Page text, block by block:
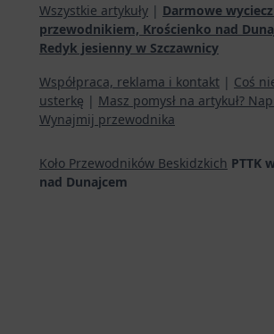
Wszystkie artykuły | Darmowe
przewodnikiem, Krościenko nad
Redyk jesienny w Szczawnicy
Współpraca, reklama i kontakt | Coś
usterkę | Masz pomysł na artykuł?
Wynajmij przewodnika
Koło Przewodników Beskidzkich PTTK
nad Dunajcem